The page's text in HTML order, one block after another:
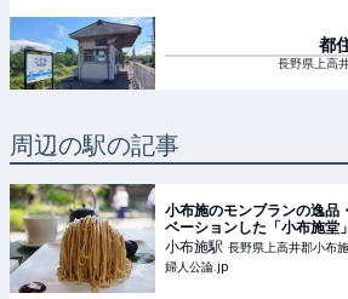
都
長野県上高
周辺の駅の記事
小布施のモンブランの逸品
ベーションした「小布施堂
のモンブラン日記 （６）
論.jp
小布施駅 長野県上高井郡小布
婦人公論.jp